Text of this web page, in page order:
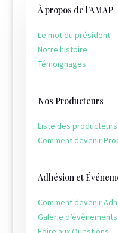
À propos de l'AMAP
Le mot du président
Notre histoire
Témoignages
Nos Producteurs
Liste des producteurs
Comment devenir
Adhésion et
Comment devenir
Galerie d’évènements